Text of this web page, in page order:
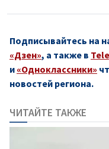
Подписывайтесь на
«Дзен», а также в
и «Одноклассники»
новостей региона.
ЧИТАЙТЕ ТАКЖЕ